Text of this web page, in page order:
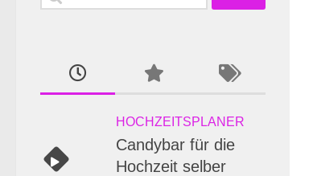
HOCHZEITSPLANER
Candybar für die
Hochzeit selber